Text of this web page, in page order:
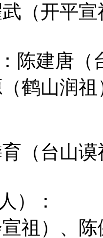
（开平宣
陈建唐（
鹤山润祖
（台山谟
人）：
祖）、